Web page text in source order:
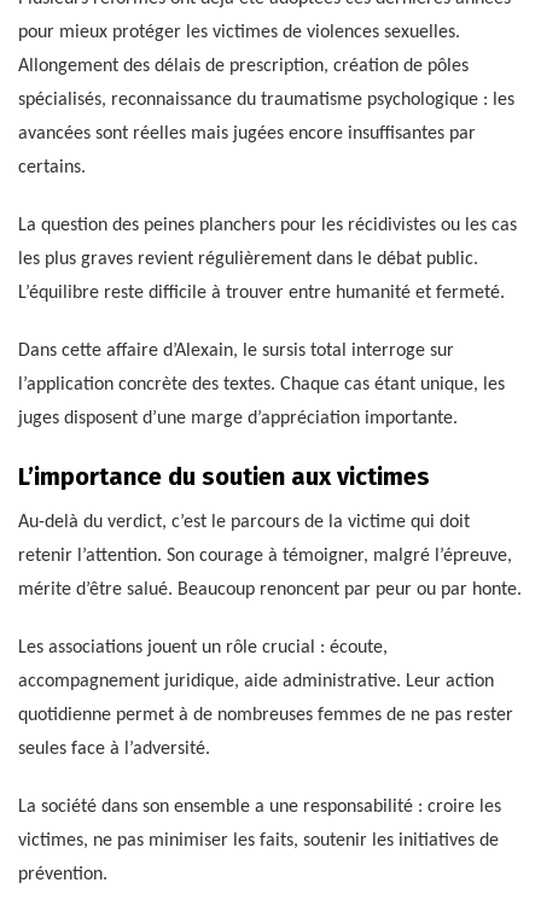
pour mieux protéger les victimes de violences sexuelles.
Allongement des délais de prescription, création de pôles
spécialisés, reconnaissance du traumatisme psychologique : les
avancées sont réelles mais jugées encore insuffisantes par
certains.
La question des peines planchers pour les récidivistes ou les cas
les plus graves revient régulièrement dans le débat public.
L’équilibre reste difficile à trouver entre humanité et fermeté.
Dans cette affaire d’Alexain, le sursis total interroge sur
l’application concrète des textes. Chaque cas étant unique, les
juges disposent d’une marge d’appréciation importante.
L’importance du soutien aux victimes
Au-delà du verdict, c’est le parcours de la victime qui doit
retenir l’attention. Son courage à témoigner, malgré l’épreuve,
mérite d’être salué. Beaucoup renoncent par peur ou par honte.
Les associations jouent un rôle crucial : écoute,
accompagnement juridique, aide administrative. Leur action
quotidienne permet à de nombreuses femmes de ne pas rester
seules face à l’adversité.
La société dans son ensemble a une responsabilité : croire les
victimes, ne pas minimiser les faits, soutenir les initiatives de
prévention.